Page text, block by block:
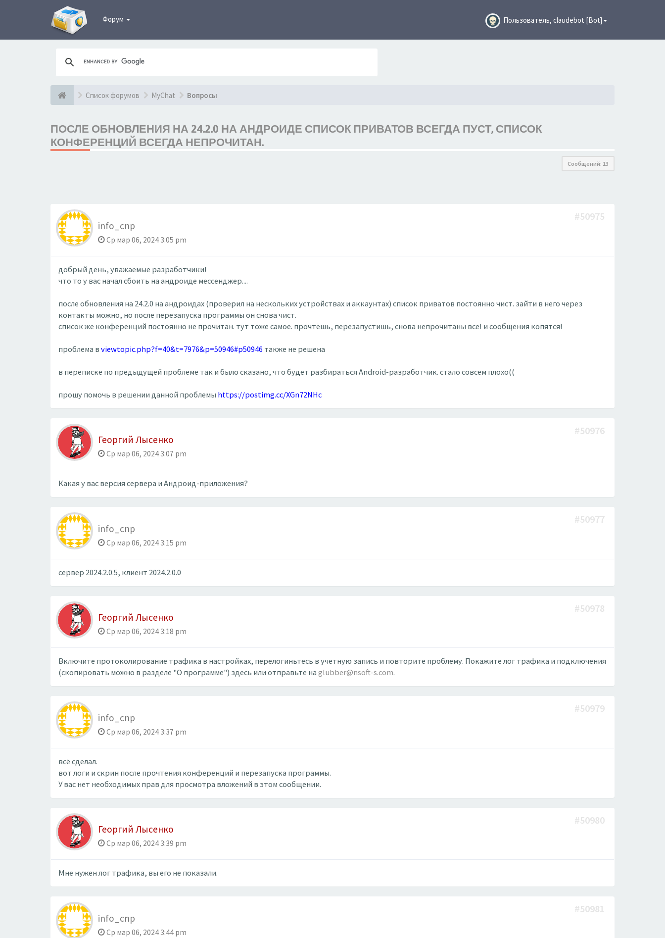
Форум Пользователь, claudebot [Bot]
Список форумов MyChat Вопросы
ПОСЛЕ ОБНОВЛЕНИЯ НА 24.2.0 НА АНДРОИДЕ СПИСОК ПРИВАТОВ ВСЕГДА ПУСТ, СПИСОК
КОНФЕРЕНЦИЙ ВСЕГДА НЕПРОЧИТАН.
Сообщений: 13
info_cnp
Ср мар 06, 2024 3:05 pm
#50975
добрый день, уважаемые разработчики!
что то у вас начал сбоить на андроиде мессенджер....
после обновления на 24.2.0 на андроидах (проверил на нескольких устройствах и аккаунтах) список приватов постоянно чист. зайти в него через
контакты можно, но после перезапуска программы он снова чист.
список же конференций постоянно не прочитан. тут тоже самое. прочтёшь, перезапустишь, снова непрочитаны все! и сообщения копятся!
проблема вviewtopic.php?f=40&t=7976&p=50946#p50946 также не решена
в переписке по предыдущей проблеме так и было сказано, что будет разбираться Android-разработчик. стало совсем плохо((
прошу помочь в решении данной проблемы https://postimg.cc/XGn72NHc
Георгий Лысенко
Ср мар 06, 2024 3:07 pm
#50976
Какая у вас версия сервера и Андроид-приложения?
info_cnp
Ср мар 06, 2024 3:15 pm
#50977
сервер 2024.2.0.5, клиент 2024.2.0.0
Георгий Лысенко
Ср мар 06, 2024 3:18 pm
#50978
Включите протоколирование трафика в настройках, перелогиньтесь в учетную запись и повторите проблему. Покажите лог трафика и подключения
(скопировать можно в разделе "О программе") здесь или отправьте наglubber@nsoft-s.com.
info_cnp
Ср мар 06, 2024 3:37 pm
#50979
всё сделал.
вот логи и скрин после прочтения конференций и перезапуска программы.
У вас нет необходимых прав для просмотра вложений в этом сообщении.
Георгий Лысенко
Ср мар 06, 2024 3:39 pm
#50980
Мне нужен лог трафика, вы его не показали.
info_cnp
Ср мар 06, 2024 3:44 pm
#50981